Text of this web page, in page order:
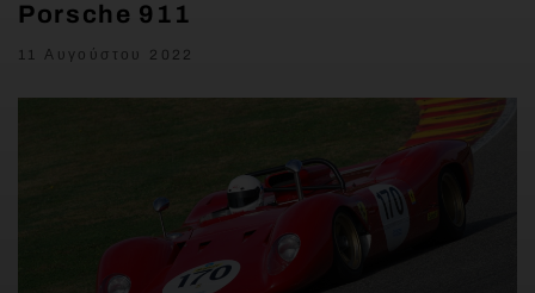
Porsche 911
11 Αυγούστου 2022